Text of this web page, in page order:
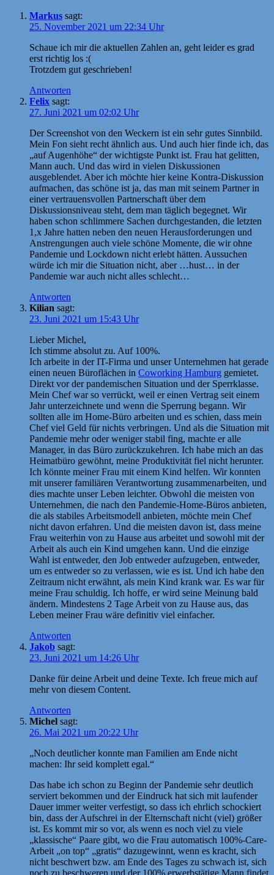
Markus sagt:
25. November 2021 um 22:34 Uhr
Schaue ich mir die aktuellen Zahlen an, geht leider es grad
erst richtig los :(
Trotzdem gut geschrieben!
Antworten
Felix sagt:
27. Juni 2021 um 02:02 Uhr
Der Screenshot von den Weckern ist ein sehr gutes Sinnbild.
Mein Fon sieht recht ähnlich aus. Und auch hier finde ich, das
„auf Augenhöhe“ der wichtigste Punkt ist. Frau hat gelitten,
Mann auch. Und das wird in vielen Diskussionen
ausgeblendet. Aber ich möchte hier keine Kontra-Diskussion
aufmachen, das schöne ist ja, das man mit seinem Partner in
einer vertrauensvollen Partnerschaft über dem
Diskussionsniveau steht, dem man täglich begegnet. Wir
haben schon schlimmere Sachen durchgestanden, die letzten
1,x Jahre hatten neben den neuen Herausforderungen und
Anstrengungen auch viele schöne Momente, die wir ohne
Pandemie und Lockdown nicht erlebt hätten. Aussuchen
würde ich mir die Situation nicht, aber …hust… in der
Pandemie war auch nicht alles schlecht…
Antworten
Kilian sagt:
23. Juni 2021 um 15:43 Uhr
Lieber Michel,
Ich stimme absolut zu. Auf 100%.
Ich arbeite in der IT-Firma und unser Unternehmen hat gerade
einen neuen Büroflächen in Coworking Hamburg gemietet.
Direkt vor der pandemischen Situation und der Sperrklasse.
Mein Chef war so verrückt, weil er einen Vertrag seit einem
Jahr unterzeichnete und wenn die Sperrung begann. Wir
sollten alle im Home-Büro arbeiten und es schien, dass mein
Chef viel Geld für nichts verbringen. Und als die Situation mit
Pandemie mehr oder weniger stabil fing, machte er alle
Manager, in das Büro zurückzukehren. Ich habe mich an das
Heimatbüro gewöhnt, meine Produktivität fiel nicht herunter.
Ich könnte meiner Frau mit einem Kind helfen. Wir konnten
mit unserer familiären Verantwortung zusammenarbeiten, und
dies machte unser Leben leichter. Obwohl die meisten von
Unternehmen, die nach den Pandemie-Home-Büros anbieten,
die als stabiles Arbeitsmodell anbieten, möchte mein Chef
nicht davon erfahren. Und die meisten davon ist, dass meine
Frau weiterhin von zu Hause aus arbeitet und sowohl mit der
Arbeit als auch ein Kind umgehen kann. Und die einzige
Wahl ist entweder, den Job entweder aufzugeben, entweder,
um es entweder so zu verlassen, wie es ist. Und ich habe den
Zeitraum nicht erwähnt, als mein Kind krank war. Es war für
meine Frau schuldig. Ich hoffe, er wird seine Meinung bald
ändern. Mindestens 2 Tage Arbeit von zu Hause aus, das
Leben meiner Frau wäre definitiv viel einfacher.
Antworten
Jakob sagt:
23. Juni 2021 um 14:26 Uhr
Danke für deine Arbeit und deine Texte. Ich freue mich auf
mehr von diesem Content.
Antworten
Michel sagt:
26. Mai 2021 um 20:22 Uhr
„Noch deutlicher konnte man Familien am Ende nicht
machen: Ihr seid komplett egal.“
Das habe ich schon zu Beginn der Pandemie sehr deutlich
serviert bekommen und der Eindruck hat sich mit laufender
Dauer immer weiter verfestigt, so dass ich ehrlich schockiert
bin, dass der Aufschrei in der Elternschaft nicht (viel) größer
ist. Es kommt mir so vor, als wenn es noch viel zu viele
„klassische“ Paare gibt, wo die Frau automatisch 100%-Care-
Arbeit „on top“ „gratis“ dazugewinnt, wenn es kracht, sich
nicht beschwert bzw. am Ende des Tages zu schwach ist, sich
noch zu beschweren und der 100% erwerbstätige Mann findet